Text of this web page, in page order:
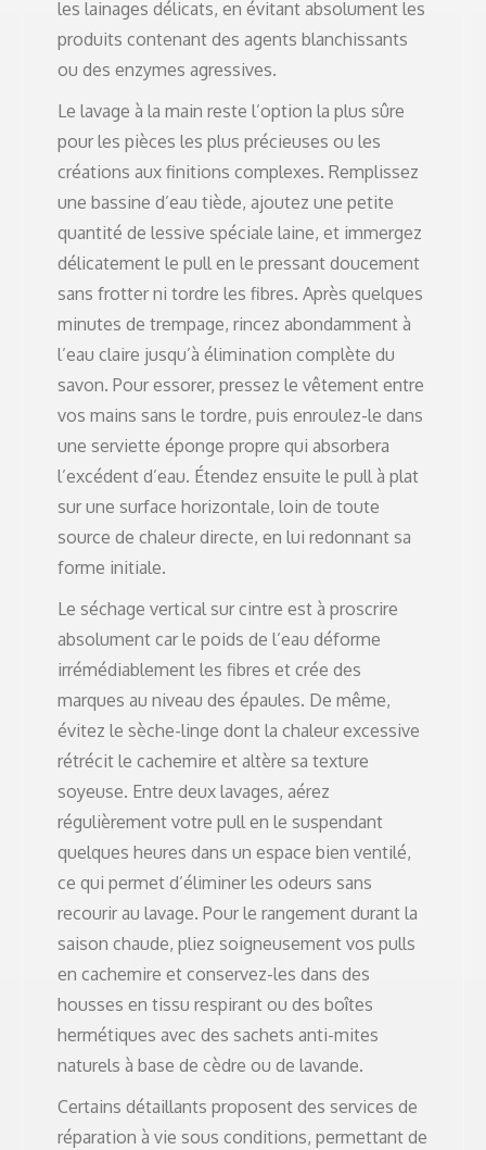
les lainages délicats, en évitant absolument les
produits contenant des agents blanchissants
ou des enzymes agressives.
Le lavage à la main reste l’option la plus sûre
pour les pièces les plus précieuses ou les
créations aux finitions complexes. Remplissez
une bassine d’eau tiède, ajoutez une petite
quantité de lessive spéciale laine, et immergez
délicatement le pull en le pressant doucement
sans frotter ni tordre les fibres. Après quelques
minutes de trempage, rincez abondamment à
l’eau claire jusqu’à élimination complète du
savon. Pour essorer, pressez le vêtement entre
vos mains sans le tordre, puis enroulez-le dans
une serviette éponge propre qui absorbera
l’excédent d’eau. Étendez ensuite le pull à plat
sur une surface horizontale, loin de toute
source de chaleur directe, en lui redonnant sa
forme initiale.
Le séchage vertical sur cintre est à proscrire
absolument car le poids de l’eau déforme
irrémédiablement les fibres et crée des
marques au niveau des épaules. De même,
évitez le sèche-linge dont la chaleur excessive
rétrécit le cachemire et altère sa texture
soyeuse. Entre deux lavages, aérez
régulièrement votre pull en le suspendant
quelques heures dans un espace bien ventilé,
ce qui permet d’éliminer les odeurs sans
recourir au lavage. Pour le rangement durant la
saison chaude, pliez soigneusement vos pulls
en cachemire et conservez-les dans des
housses en tissu respirant ou des boîtes
hermétiques avec des sachets anti-mites
naturels à base de cèdre ou de lavande.
Certains détaillants proposent des services de
réparation à vie sous conditions, permettant de